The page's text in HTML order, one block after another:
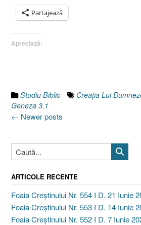
Partajează
Apreciază:
Studiu Biblic Creaţia Lui
Geneza 3.1
Posts
← Newer posts
ARTICOLE RECENTE
Foaia Creștinului Nr. 554 I D. 21 Iunie
Foaia Creștinului Nr. 553 I D. 14 Iunie
Foaia Creștinului Nr. 552 I D. 7 Iunie